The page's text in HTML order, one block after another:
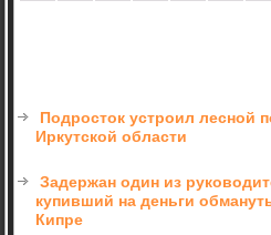
Подросток устроил лесной
Иркутской области
Задержан один из
купивший на деньги
Кипре